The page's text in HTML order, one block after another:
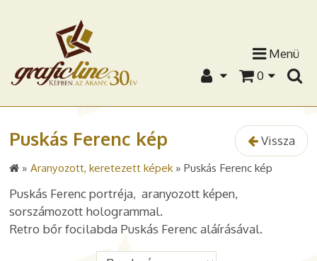
Menü
0
Vissza
Puskás Ferenc kép
» Aranyozott, keretezett képek» Puskás Ferenc kép
Puskás Ferenc portréja, aranyozott képen,
sorszámozott hologrammal.
Retro bőr focilabda Puskás Ferenc aláírásával.